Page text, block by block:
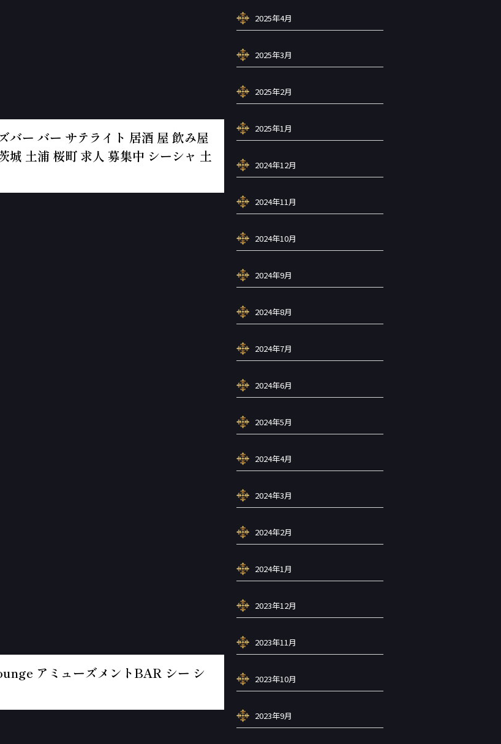
ー バー サテライト 居酒 屋 飲み屋
城 土浦 桜町 求人 募集中 シーシャ 土
アミューズメントBAR シー シ
2025年4月
2025年3月
2025年2月
2025年1月
2024年12月
2024年11月
2024年10月
2024年9月
2024年8月
2024年7月
2024年6月
2024年5月
2024年4月
2024年3月
2024年2月
2024年1月
2023年12月
2023年11月
2023年10月
2023年9月